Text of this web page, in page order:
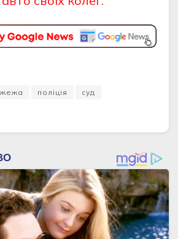
поліція суд